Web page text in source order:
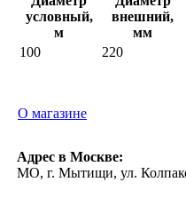
условный,
м
внешний,
мм
100
220
О магазине
Адрес в Москве:
МО, г. Мытищи, ул.